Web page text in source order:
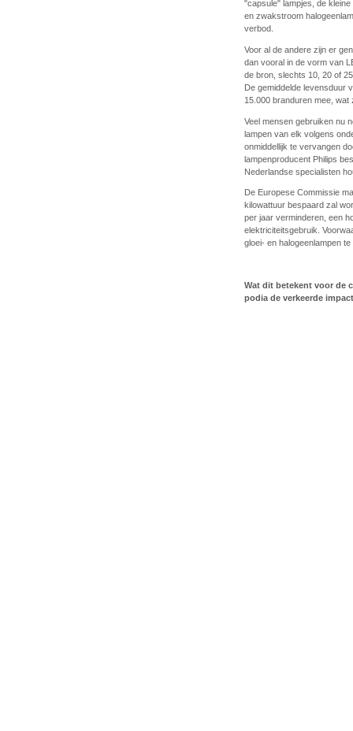
"capsule" lampjes, de
en zwakstroom
verbod.
Voor al de andere zijn er
dan vooral in de vorm van
de bron, slechts 10, 20 of
De gemiddelde levensduur
15.000 branduren mee,
Veel mensen gebruiken nu
lampen van elk volgens
onmiddellijk te vervangen
lampenproducent Philips
Nederlandse specialisten
De Europese Commissie
kilowattuur bespaard zal
per jaar verminderen, een
elektriciteitsgebruik.
gloei- en halogeenlampen
Wat dit betekent voor de
podia de verkeerde